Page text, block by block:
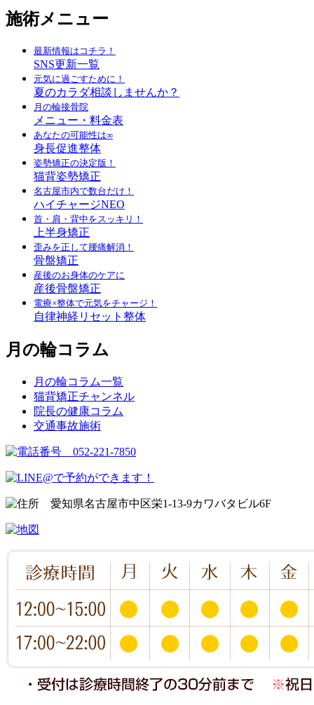
施術メニュー
最新情報はコチラ！
SNS更新一覧
元気に過ごすために！
夏のカラダ相談しませんか？
月の輪接骨院
メニュー・料金表
あなたの可能性は∞
身長促進整体
姿勢矯正の決定版！
猫背姿勢矯正
名古屋市内で数台だけ！
ハイチャージNEO
首・肩・背中をスッキリ！
上半身矯正
歪みを正して腰痛解消！
骨盤矯正
産後のお身体のケアに
産後骨盤矯正
電療×整体で元気をチャージ！
自律神経リセット整体
月の輪コラム
月の輪コラム一覧
猫背矯正チャンネル
院長の健康コラム
交通事故施術